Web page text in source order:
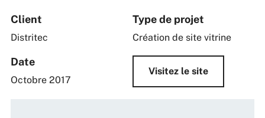
Client
Distritec
Type de projet
Création de site vitrine
Date
Octobre 2017
Visitez le site